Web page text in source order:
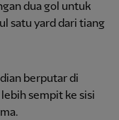
dua gol untuk
satu yard dari tiang
berputar di
sempit ke sisi